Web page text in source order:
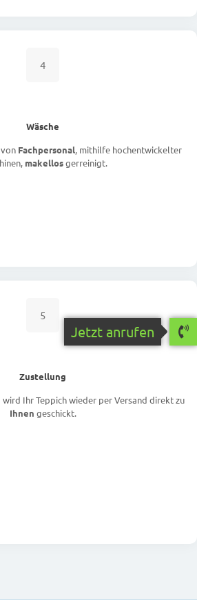
4
Wäsche
Fachpersonal, mithilfe hochentwickelter
makellosgerreinigt.
5
Zustellung
wird Ihr Teppich wieder per Versand direkt zu
Ihnen geschickt.
Jetzt anrufen